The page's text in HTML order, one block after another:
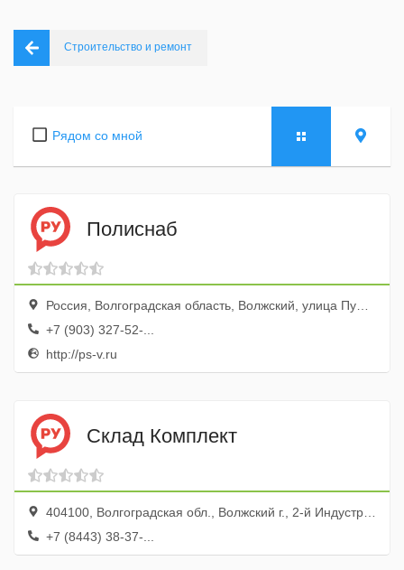
Строительство и ремонт
Рядом со мной
Полиснаб
Россия, Волгоградская область, Волжский, улица Пушкина, 35
+7 (903) 327-52-...
http://ps-v.ru
Склад Комплект
404100, Волгоградская обл., Волжский г., 2-й Индустриальный пр-д, 3, корп.Б
+7 (8443) 38-37-...